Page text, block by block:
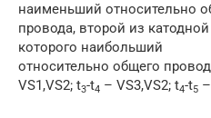
наименьший относительно
провода, второй из
которого наибольший
относительно общего
VS1,VS2; t3-t4 – VS3,VS2; t4-t5